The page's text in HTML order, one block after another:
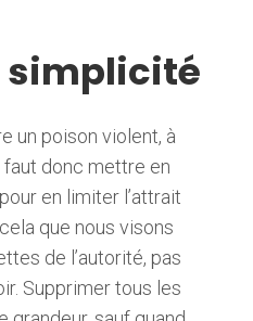
simplicité
un poison violent, à
faut donc mettre en
en limiter l’attrait
que nous visons
de l’autorité, pas
Supprimer tous les